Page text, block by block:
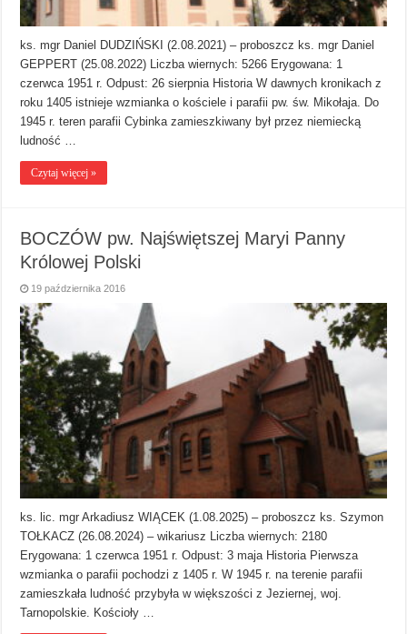
ks. mgr Daniel DUDZIŃSKI (2.08.2021) – proboszcz ks. mgr Daniel
GEPPERT (25.08.2022) Liczba wiernych: 5266 Erygowana: 1
czerwca 1951 r. Odpust: 26 sierpnia Historia W dawnych kronikach z
roku 1405 istnieje wzmianka o kościele i parafii pw. św. Mikołaja. Do
1945 r. teren parafii Cybinka zamieszkiwany był przez niemiecką
ludność …
Czytaj więcej »
BOCZÓW pw. Najświętszej Maryi Panny
Królowej Polski
19 października 2016
ks. lic. mgr Arkadiusz WIĄCEK (1.08.2025) – proboszcz ks. Szymon
TOŁKACZ (26.08.2024) – wikariusz Liczba wiernych: 2180
Erygowana: 1 czerwca 1951 r. Odpust: 3 maja Historia Pierwsza
wzmianka o parafii pochodzi z 1405 r. W 1945 r. na terenie parafii
zamieszkała ludność przybyła w większości z Jeziernej, woj.
Tarnopolskie. Kościoły …